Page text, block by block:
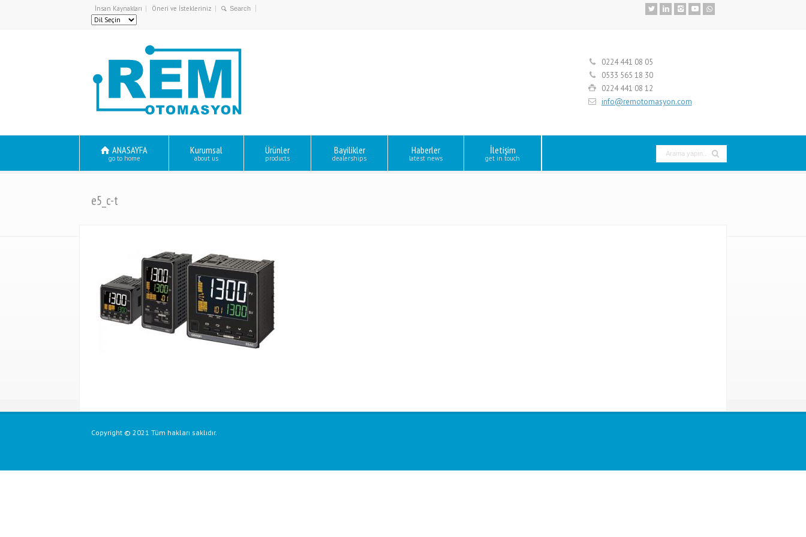
İnsan Kaynakları Öneri ve İstekleriniz
0224 441 08 05
0533 565 18 30
0224 441 08 12
info@remotomasyon.com
ANASAYFA
go to home
Kurumsal
about us
Ürünler
products
Bayilikler
dealerships
Haberler
latest news
İletişim
get in touch
e5_c-t
Copyright © 2021 Tüm hakları saklıdır.